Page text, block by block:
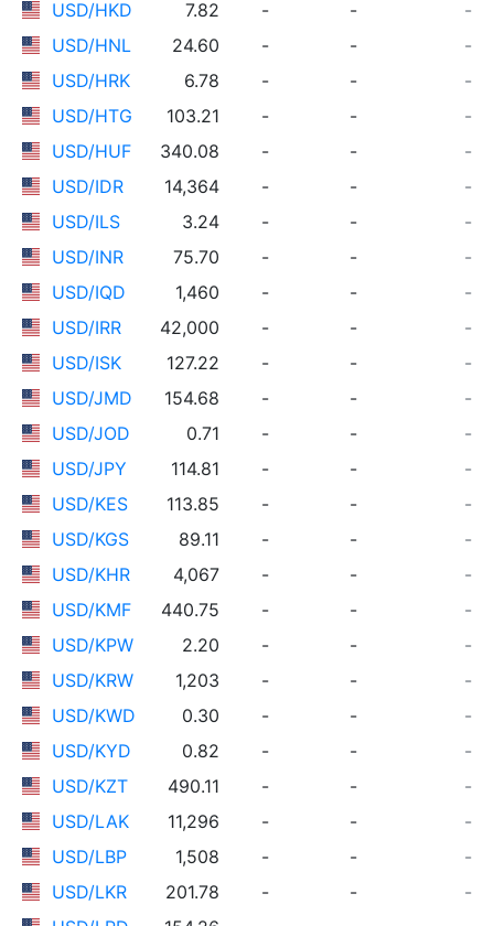
USD/HKD 7.82 - -
-
USD/HNL
24.60 - -
-
USD/HRK
6.78 - -
-
USD/HTG
103.21 - -
-
USD/HUF
340.08 - -
-
USD/IDR
14,364 - -
-
USD/ILS
3.24 - -
-
USD/INR
75.70 - -
-
USD/IQD
1,460 - -
-
USD/IRR
42,000 - -
-
USD/ISK
127.22 - -
-
USD/JMD
154.68 - -
-
USD/JOD
0.71 - -
-
USD/JPY
114.81 - -
-
USD/KES
113.85 - -
-
USD/KGS
89.11 - -
-
USD/KHR
4,067 - -
-
USD/KMF
440.75 - -
-
USD/KPW
2.20 - -
-
USD/KRW
1,203 - -
-
USD/KWD
0.30 - -
-
USD/KYD
0.82 - -
-
USD/KZT
490.11 - -
-
USD/LAK
11,296 - -
-
USD/LBP
1,508 - -
-
USD/LKR
201.78 - -
-